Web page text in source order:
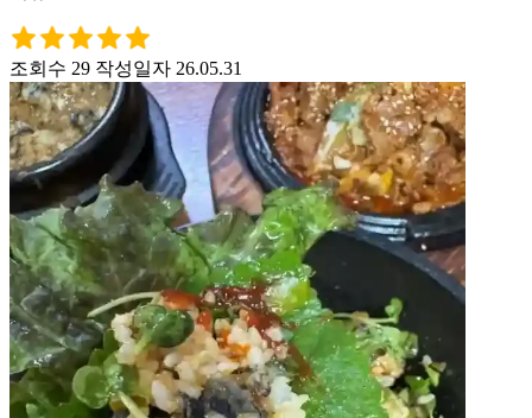
조회수 29 작성일자 26.05.31